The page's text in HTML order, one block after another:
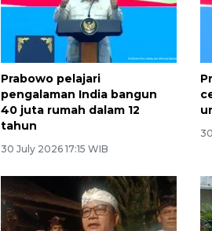
Prabowo pelajari
pengalaman India bangun
40 juta rumah dalam 12
tahun
30 July 2026 17:15 WIB